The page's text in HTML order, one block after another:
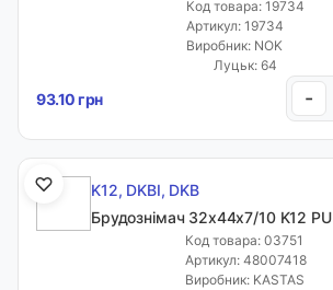
Код товара: 19734
Артикул: 19734
Виробник: NOK
Луцьк: 64
93.10 грн -
K12, DKBI, DKB
Брудознімач 32х44х7/10 K12 PU
Код товара: 03751
Артикул: 48007418
Виробник: KASTAS